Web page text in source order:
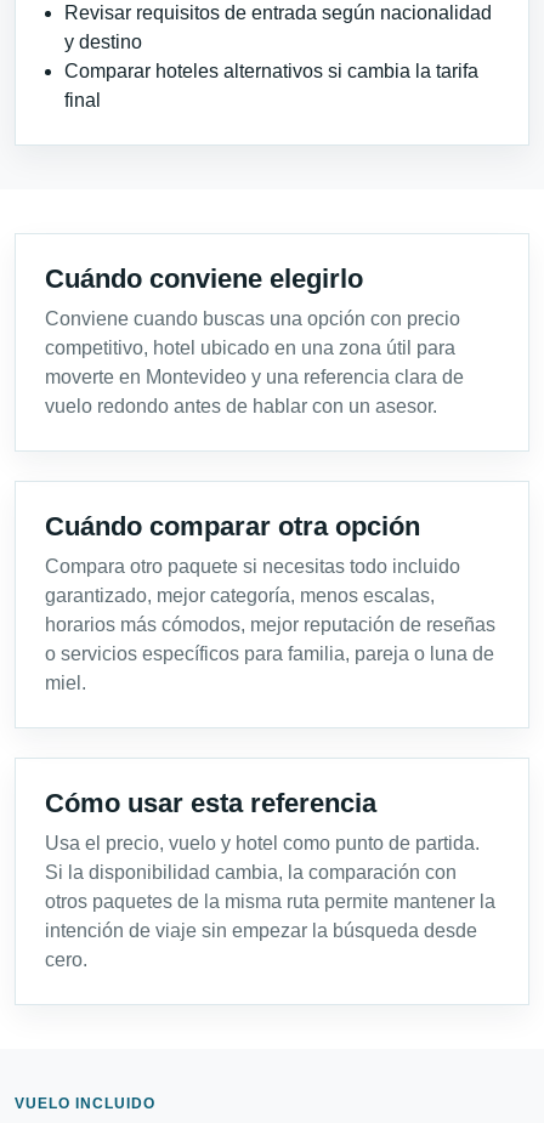
Revisar requisitos de entrada según nacionalidad
y destino
Comparar hoteles alternativos si cambia la tarifa
final
Cuándo conviene elegirlo
Conviene cuando buscas una opción con precio
competitivo, hotel ubicado en una zona útil para
moverte en Montevideo y una referencia clara de
vuelo redondo antes de hablar con un asesor.
Cuándo comparar otra opción
Compara otro paquete si necesitas todo incluido
garantizado, mejor categoría, menos escalas,
horarios más cómodos, mejor reputación de reseñas
o servicios específicos para familia, pareja o luna de
miel.
Cómo usar esta referencia
Usa el precio, vuelo y hotel como punto de partida.
Si la disponibilidad cambia, la comparación con
otros paquetes de la misma ruta permite mantener la
intención de viaje sin empezar la búsqueda desde
cero.
VUELO INCLUIDO